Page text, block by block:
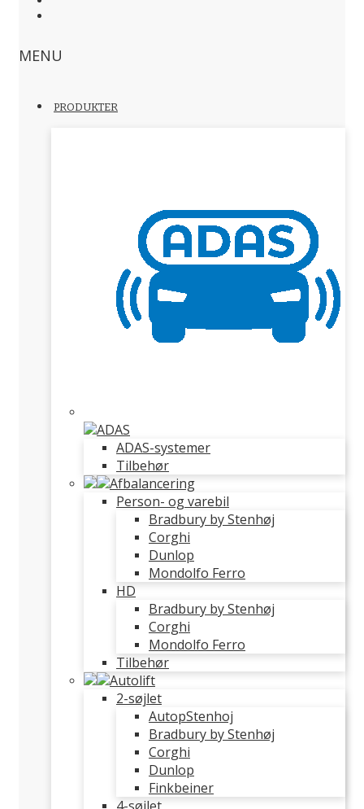
MENU
PRODUKTER
ADAS
ADAS-systemer
Tilbehør
Afbalancering
Person- og varebil
Bradbury by Stenhøj
Corghi
Dunlop
Mondolfo Ferro
HD
Bradbury by Stenhøj
Corghi
Mondolfo Ferro
Tilbehør
Autolift
2-søjlet
AutopStenhoj
Bradbury by Stenhøj
Corghi
Dunlop
Finkbeiner